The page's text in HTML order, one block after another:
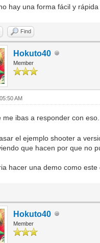
hay una forma fácil y
Find
Hokuto40
Member
AM
me ibas a responder con
el ejemplo shooter a
que hacen por que no
hacer una demo como
Hokuto40
Member